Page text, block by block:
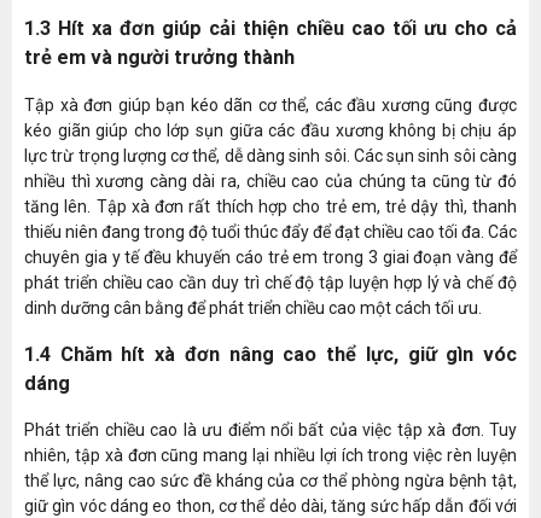
1.3 Hít xa đơn giúp cải thiện chiều cao tối ưu cho cả
trẻ em và người trưởng thành
Tập xà đơn giúp bạn kéo dãn cơ thể, các đầu xương cũng được
kéo giãn giúp cho lớp sụn giữa các đầu xương không bị chịu áp
lực trừ trọng lượng cơ thể, dễ dàng sinh sôi. Các sụn sinh sôi càng
nhiều thì xương càng dài ra, chiều cao của chúng ta cũng từ đó
tăng lên. Tập xà đơn rất thích hợp cho trẻ em, trẻ dậy thì, thanh
thiếu niên đang trong độ tuổi thúc đẩy để đạt chiều cao tối đa. Các
chuyên gia y tế đều khuyến cáo trẻ em trong 3 giai đoạn vàng để
phát triển chiều cao cần duy trì chế độ tập luyện hợp lý và chế độ
dinh dưỡng cân bằng để phát triển chiều cao một cách tối ưu.
1.4 Chăm hít xà đơn nâng cao thể lực, giữ gìn vóc
dáng
Phát triển chiều cao là ưu điểm nổi bất của việc tập xà đơn. Tuy
nhiên, tập xà đơn cũng mang lại nhiều lợi ích trong việc rèn luyện
thể lực, nâng cao sức đề kháng của cơ thể phòng ngừa bệnh tật,
giữ gìn vóc dáng eo thon, cơ thể dẻo dài, tăng sức hấp dẫn đối với